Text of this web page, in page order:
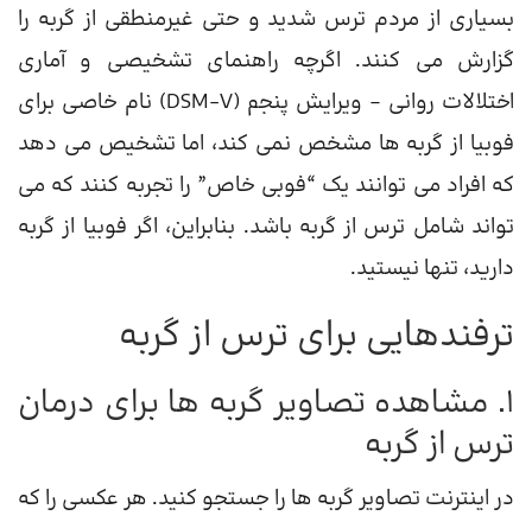
بسیاری از مردم ترس شدید و حتی غیرمنطقی از گربه را
گزارش می کنند. اگرچه راهنمای تشخیصی و آماری
اختلالات روانی – ویرایش پنجم (DSM-V) نام خاصی برای
فوبیا از گربه ها مشخص نمی کند، اما تشخیص می دهد
که افراد می توانند یک “فوبی خاص” را تجربه کنند که می
تواند شامل ترس از گربه باشد. بنابراین، اگر فوبیا از گربه
دارید، تنها نیستید.
ترفندهایی برای ترس از گربه
1. مشاهده تصاویر گربه ها برای درمان
ترس از گربه
در اینترنت تصاویر گربه ها را جستجو کنید. هر عکسی را که